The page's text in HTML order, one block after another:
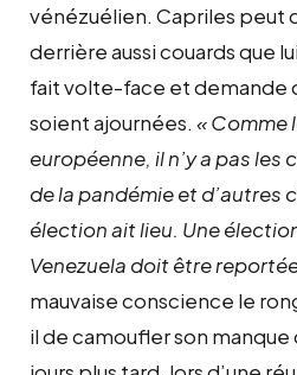
vénézuélien. Capriles peut
derrière aussi couards que
fait volte-face et demande
soient ajournées. « Comme
européenne, il n’y a pas
de la pandémie et d’autres
élection ait lieu. Une
Venezuela doit être
mauvaise conscience le
il de camoufler son manque